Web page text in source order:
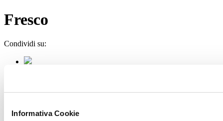
Informativa Cookie
Fresco
Condividi su: